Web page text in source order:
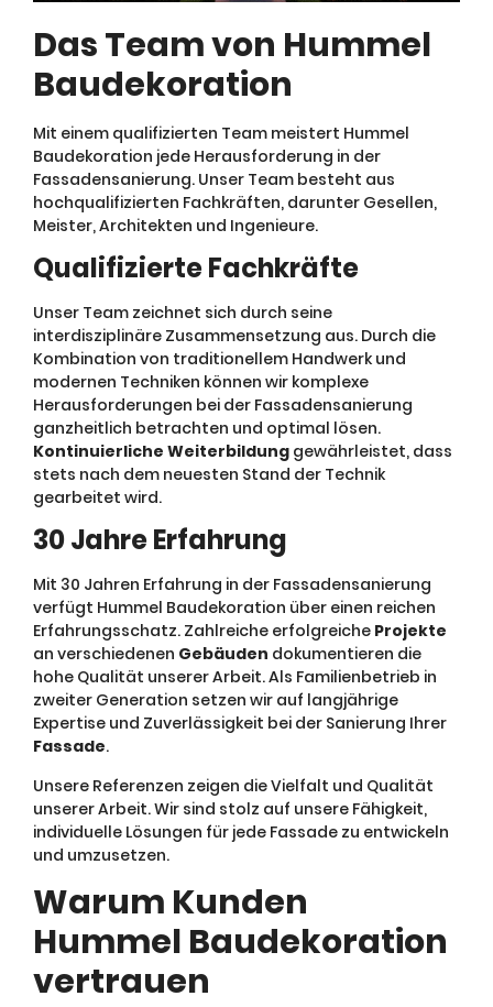
Das Team von Hummel
Baudekoration
Mit einem qualifizierten Team meistert Hummel
Baudekoration jede Herausforderung in der
Fassadensanierung. Unser Team besteht aus
hochqualifizierten Fachkräften, darunter Gesellen,
Meister, Architekten und Ingenieure.
Qualifizierte Fachkräfte
Unser Team zeichnet sich durch seine
interdisziplinäre Zusammensetzung aus. Durch die
Kombination von traditionellem Handwerk und
modernen Techniken können wir komplexe
Herausforderungen bei der Fassadensanierung
ganzheitlich betrachten und optimal lösen.
Kontinuierliche Weiterbildung gewährleistet, dass
stets nach dem neuesten Stand der Technik
gearbeitet wird.
30 Jahre Erfahrung
Mit 30 Jahren Erfahrung in der Fassadensanierung
verfügt Hummel Baudekoration über einen reichen
Erfahrungsschatz. Zahlreiche erfolgreiche Projekte
an verschiedenen Gebäuden dokumentieren die
hohe Qualität unserer Arbeit. Als Familienbetrieb in
zweiter Generation setzen wir auf langjährige
Expertise und Zuverlässigkeit bei der Sanierung Ihrer
Fassade.
Unsere Referenzen zeigen die Vielfalt und Qualität
unserer Arbeit. Wir sind stolz auf unsere Fähigkeit,
individuelle Lösungen für jede Fassade zu entwickeln
und umzusetzen.
Warum Kunden
Hummel Baudekoration
vertrauen